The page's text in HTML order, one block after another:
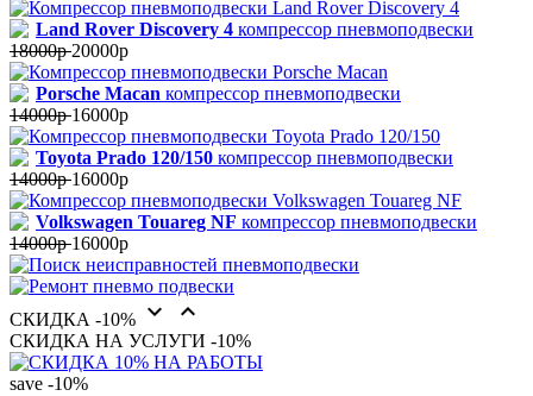
Land Rover Discovery 4 компрессор пневмоподвески
18000р20000р
Porsche Macan компрессор пневмоподвески
14000р16000р
Toyota Prado 120/150 компрессор пневмоподвески
14000р16000р
Volkswagen Touareg NF компрессор пневмоподвески
14000р16000р
СКИДКА -10%  
СКИДКА НА УСЛУГИ -10%
save -10%